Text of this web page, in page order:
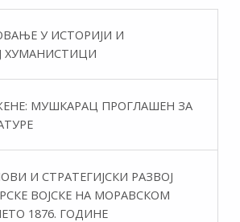
У ИСТОРИЈИ И
ХУМАНИСТИЦИ
МУШКАРАЦ ПРОГЛАШЕН ЗА
И СТРАТЕГИЈСКИ РАЗВОЈ
ВОЈСКЕ НА МОРАВСКОМ
1876. ГОДИНЕ